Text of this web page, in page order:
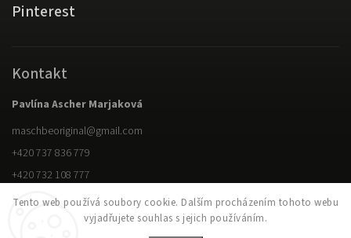
Tento web používá soubory cookie. Dalším procházením tohoto webu
vyjadřujete souhlas s jejich používáním.
Pinterest
Kontakt
Pavlína Ascher Marjaková
maschbeoriginal@gmail.com
+420 737 836 779
+420 732 108 777
Copyright 2026M.ASCH Be original. Všechna práva vyhrazena.